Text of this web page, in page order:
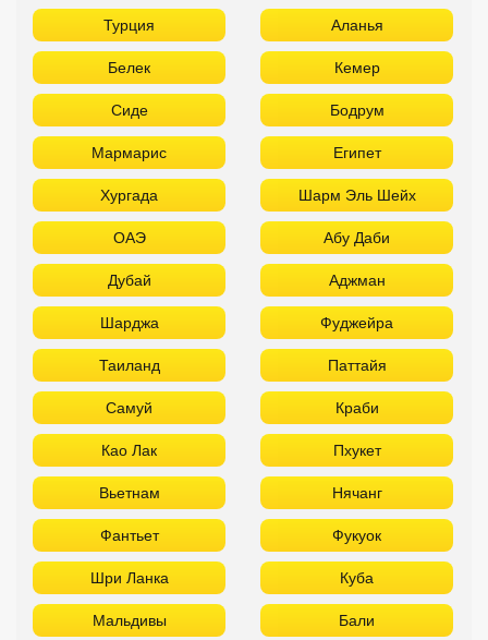
Турция Аланья
Белек Кемер
Сиде Бодрум
Мармарис Египет
Хургада Шарм Эль Шейх
ОАЭ Абу Даби
Дубай Аджман
Шарджа Фуджейра
Таиланд Паттайя
Самуй Краби
Као Лак Пхукет
Вьетнам Нячанг
Фантьет Фукуок
Шри Ланка Куба
Мальдивы Бали